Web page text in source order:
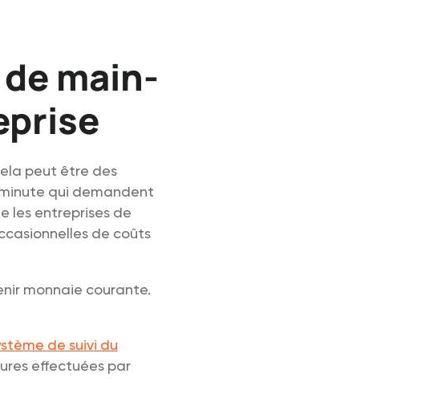
main-
peut être des
qui demandent
les entreprises de
de coûts
monnaie courante.
de suivi du
effectuées par